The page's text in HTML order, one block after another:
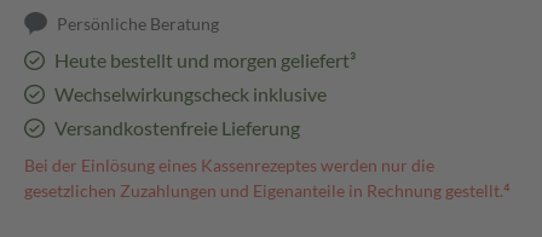
Persönliche Beratung
Heute bestellt und morgen geliefert³
Wechselwirkungscheck inklusive
Versandkostenfreie Lieferung
Bei der Einlösung eines Kassenrezeptes werden nur die
gesetzlichen Zuzahlungen und Eigenanteile in Rechnung gestellt.⁴